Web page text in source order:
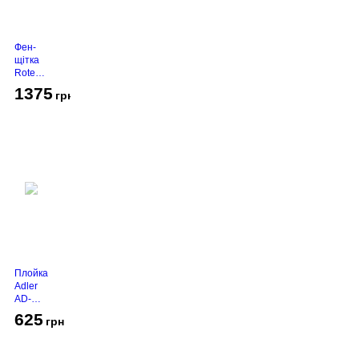
Фен-
щітка
Rotex
RHC-
490-T
1375 грн
Плойка
Adler
AD-
2116
625 грн